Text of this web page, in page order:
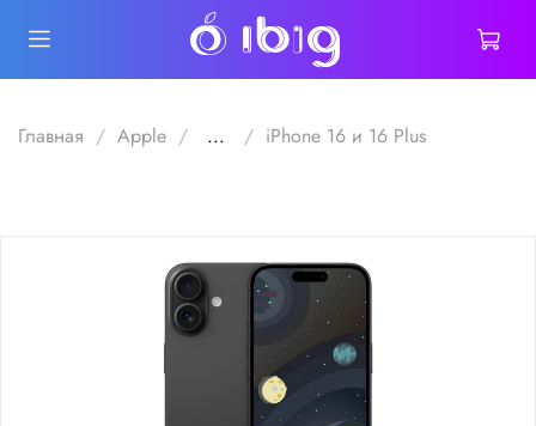
Главная Apple ... iPhone 16 и 16 Plus